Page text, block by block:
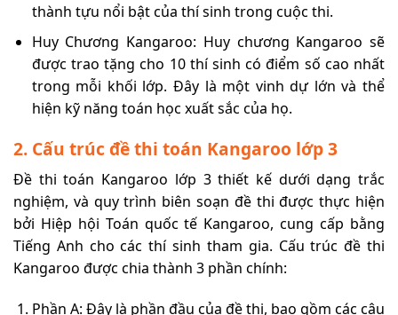
thành tựu nổi bật của thí sinh trong cuộc thi.
Huy Chương Kangaroo: Huy chương Kangaroo sẽ
được trao tặng cho 10 thí sinh có điểm số cao nhất
trong mỗi khối lớp. Đây là một vinh dự lớn và thể
hiện kỹ năng toán học xuất sắc của họ.
2. Cấu trúc đề thi toán Kangaroo lớp 3
Đề thi toán Kangaroo lớp 3 thiết kế dưới dạng trắc
nghiệm, và quy trình biên soạn đề thi được thực hiện
bởi Hiệp hội Toán quốc tế Kangaroo, cung cấp bằng
Tiếng Anh cho các thí sinh tham gia. Cấu trúc đề thi
Kangaroo được chia thành 3 phần chính:
Phần A: Đây là phần đầu của đề thi, bao gồm các câu